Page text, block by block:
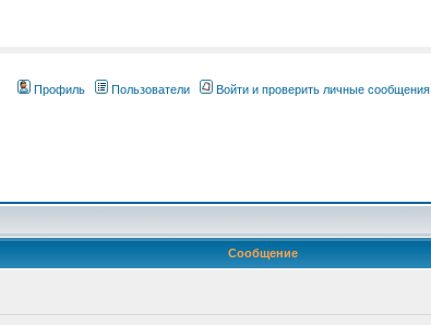
Профиль Пользователи Войти и проверить личные сообщения
Сообщение